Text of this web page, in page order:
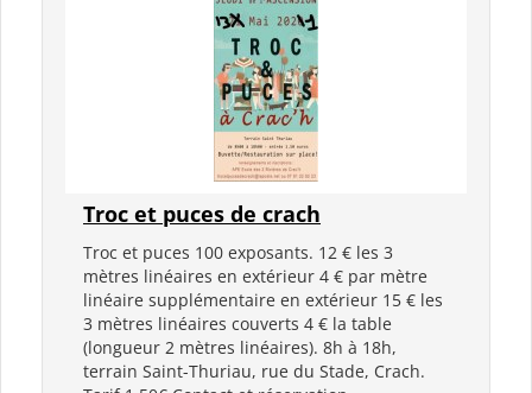
Troc et puces de crach
Troc et puces 100 exposants. 12 € les 3
mètres linéaires en extérieur 4 € par mètre
linéaire supplémentaire en extérieur 15 € les
3 mètres linéaires couverts 4 € la table
(longueur 2 mètres linéaires). 8h à 18h,
terrain Saint-Thuriau, rue du Stade, Crach.